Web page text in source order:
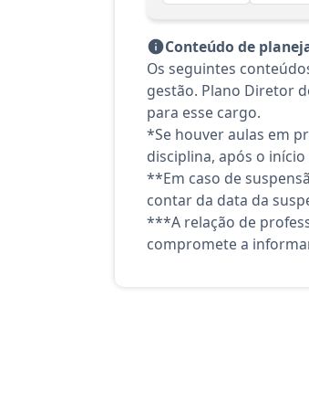
Conteúdo de
Os seguintes
gestão. Plano Diretor
para esse cargo.
*Se houver aulas em
disciplina, após o
**Em caso de
contar da data da
***A relação de
compromete a